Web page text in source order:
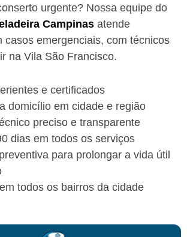
urgente? Nossa equipe do
Campinas atende
casos emergenciais, com técnicos
na Vila São Francisco.
e certificados
domicílio em cidade e região
preciso e transparente
dias em todos os serviços
para prolongar a vida útil
todos os bairros da cidade